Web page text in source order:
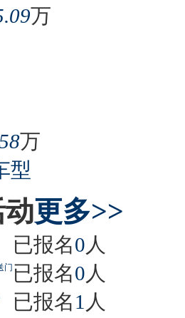
万
万
型
更多>>
已报名0 人
门 已报名0 人
已报名1 人